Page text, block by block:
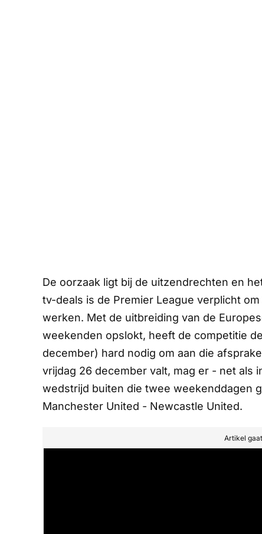
De oorzaak ligt bij de uitzendrechten en
tv-deals is de Premier League verplicht
werken. Met de uitbreiding van de
weekenden opslokt, heeft de competitie
december) hard nodig om aan die
vrijdag 26 december valt, mag er - net als
wedstrijd buiten die twee weekenddagen
Manchester United - Newcastle United.
Artikel